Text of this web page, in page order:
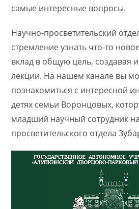
самые интересные вопросы.
Научно-просветительский
стремление узнать что-то
вклад в общую цель, создавая
лекции. На нашем канале вы
познакомиться с интересной
детях семьи Воронцовых,
младший научный сотрудник
просветительского отдела